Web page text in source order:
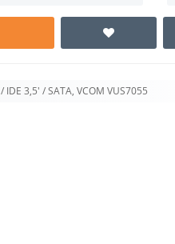
3,5' / SATA, VCOM VUS7055